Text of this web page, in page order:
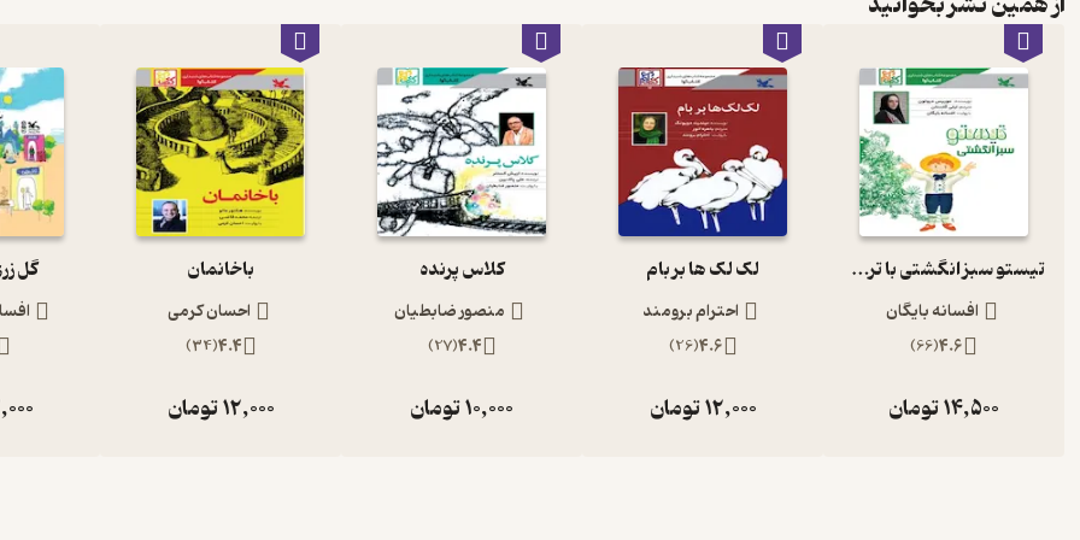
تیستو سبز انگشتی با ترجمه لیلی گلستان
افسانه بایگان
4.6
(
66
)
14,500تومان
لک لک ها بر بام
احترام برومند
4.6
(
26
)
12,000تومان
کلاس پرنده
منصور ضابطیان
4.4
(
27
)
10,000تومان
باخانمان
احسان کرمی
4.4
(
34
)
12,000تومان
گل